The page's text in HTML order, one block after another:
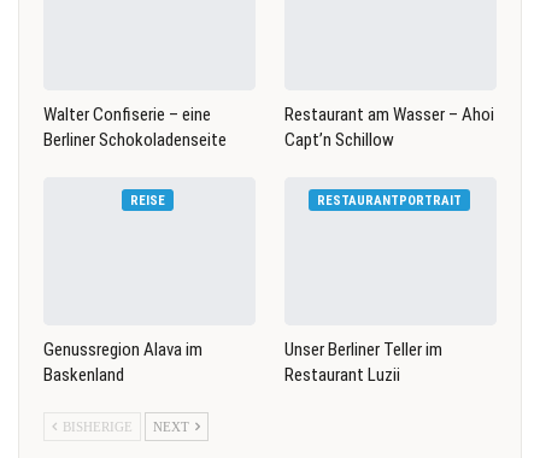
Walter Confiserie – eine
Berliner Schokoladenseite
Restaurant am Wasser – Ahoi
Capt’n Schillow
REISE
Genussregion Alava im
Baskenland
RESTAURANTPORTRAIT
Unser Berliner Teller im
Restaurant Luzii
BISHERIGE NEXT